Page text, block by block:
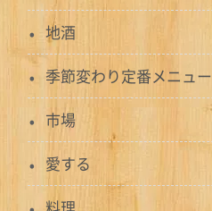
地酒
季節変わり定番メニュー
市場
愛する